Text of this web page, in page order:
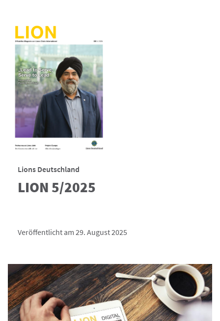
Lions Deutschland
LION 5/2025
Veröffentlicht am 29. August 2025